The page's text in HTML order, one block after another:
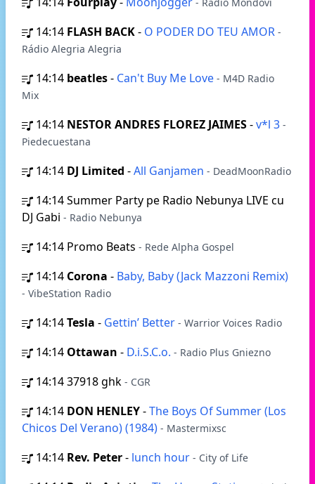
14:14 FLASH BACK- O PODER DO TEU AMOR -
Rádio Alegria Alegria
14:14 beatles- Can't Buy Me Love - M4D Radio
Mix
14:14 NESTOR ANDRES FLOREZ JAIMES-v*l 3 -
Piedecuestana
14:14 DJ Limited -All Ganjamen - DeadMoonRadio
14:14Summer Party pe Radio Nebunya LIVE cu
DJ Gabi - Radio Nebunya
14:14 Promo Beats - Rede Alpha Gospel
14:14 Corona - Baby, Baby (Jack Mazzoni Remix)
- VibeStation Radio
14:14Tesla - Gettin’ Better - Warrior Voices Radio
14:14 Ottawan - D.i.S.C.o. - Radio Plus Gniezno
14:1437918 ghk - CGR
14:14 DON HENLEY-The Boys Of Summer (Los
Chicos Del Verano) (1984) - Mastermixsc
14:14 Rev. Peter- lunch hour - City of Life